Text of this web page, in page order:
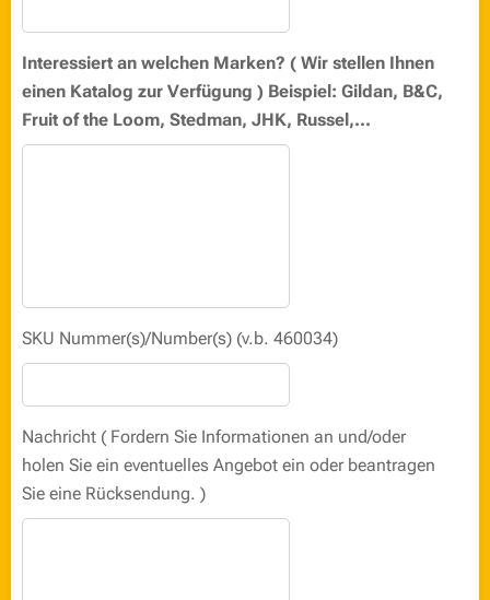
Interessiert an welchen Marken? ( Wir stellen Ihnen
einen Katalog zur Verfügung ) Beispiel: Gildan, B&C,
Fruit of the Loom, Stedman, JHK, Russel,...
SKU Nummer(s)/Number(s) (v.b. 460034)
Nachricht ( Fordern Sie Informationen an und/oder
holen Sie ein eventuelles Angebot ein oder beantragen
Sie eine Rücksendung. )